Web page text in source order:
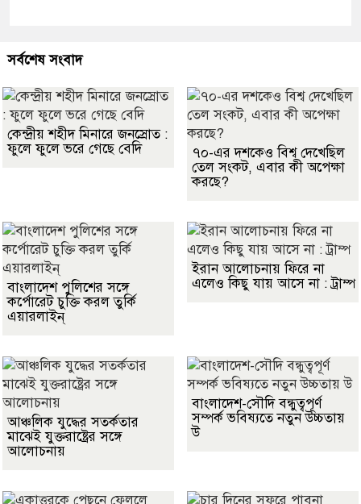
সর্বশেষ সংবাদ
কেন্দ্রীয় শহীদ মিনারে জনস্রোত :
ফুলে ফুলে ভরে গেছে বেদি
৭০-এর দশকেও বিশ্ব দেখেছিল
তেল সংকট, এবার কী অপেক্ষা
করছে?
বাংলাদেশ পুলিশের সঙ্গে
কর্পোরেট চুক্তি করল তুর্কি
এয়ারলাইন্
ইরান আলোচনায় ফিরে না
এলেও কিছু যায় আসে না : ট্রাম্প
আঞ্চলিক যুদ্ধের সতর্কতার
মাঝেই যুক্তরাষ্ট্রের সঙ্গে
আলোচনায়
বাংলাদেশ-সৌদি বন্ধুত্বপূর্ণ
সম্পর্ক ভবিষ্যতে নতুন উচ্চতায়
উ